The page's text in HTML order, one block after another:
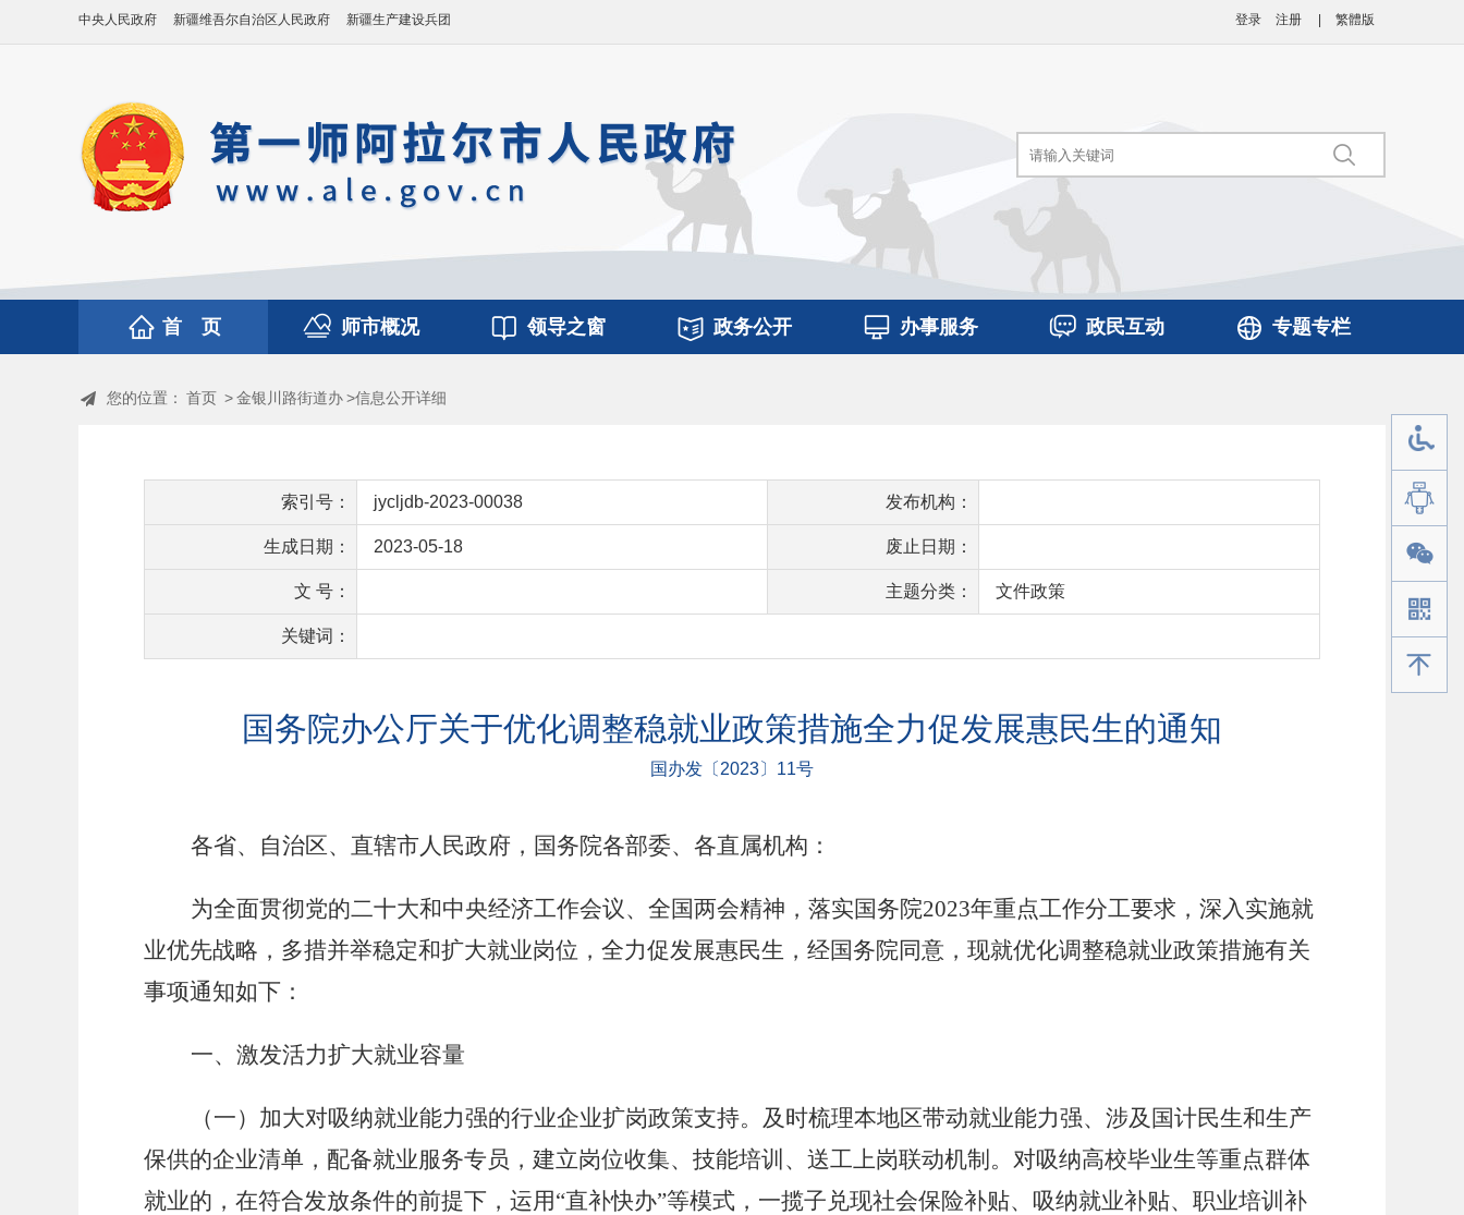
登录 注册 繁體版
中央人民政府 新疆维吾尔自治区人民政府 新疆生产建设兵团
首 页 师市概况 领导之窗 政务公开 办事服务 政民互动 专题专栏
您的位置： 首页 >金银川路街道办>信息公开详细
索引号： jycljdb-2023-00038 发布机构：
生成日期： 2023-05-18 废止日期：
文 号： 主题分类： 文件政策
关键词：
国务院办公厅关于优化调整稳就业政策措施全力促发展惠民生的通知
国办发〔2023〕11号
各省、自治区、直辖市人民政府，国务院各部委、各直属机构：
为全面贯彻党的二十大和中央经济工作会议、全国两会精神，落实国务院2023年重点工作分工要求，深入实施就
业优先战略，多措并举稳定和扩大就业岗位，全力促发展惠民生，经国务院同意，现就优化调整稳就业政策措施有关
事项通知如下：
一、激发活力扩大就业容量
（一）加大对吸纳就业能力强的行业企业扩岗政策支持。及时梳理本地区带动就业能力强、涉及国计民生和生产
保供的企业清单，配备就业服务专员，建立岗位收集、技能培训、送工上岗联动机制。对吸纳高校毕业生等重点群体
就业的，在符合发放条件的前提下，运用“直补快办”等模式，一揽子兑现社会保险补贴、吸纳就业补贴、职业培训补
手机版